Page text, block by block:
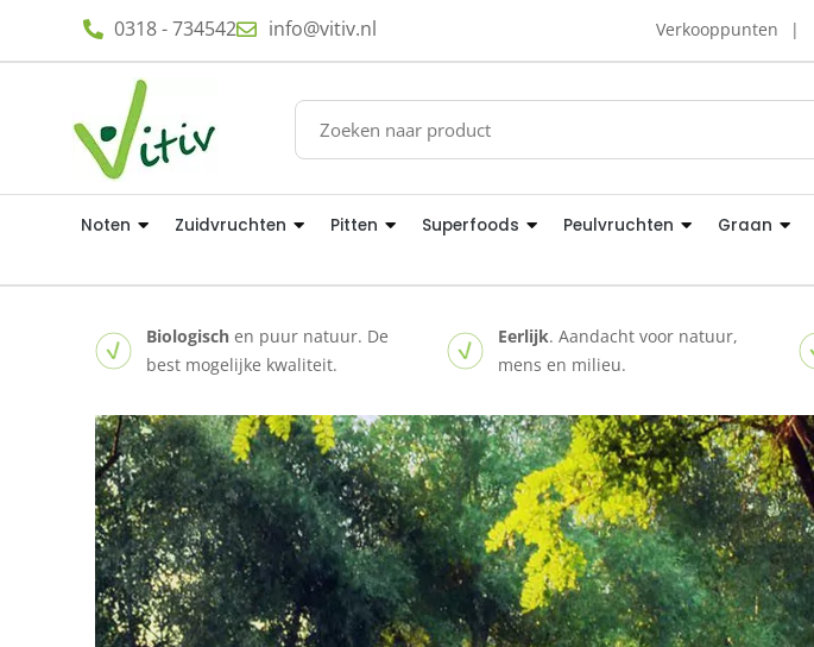
0318 - 734542 info@vitiv.nl Verkooppunten
Noten Zuidvruchten Pitten Superfoods Peulvruchten Graan
Biologisch en puur natuur. De
best mogelijke kwaliteit.
Eerlijk. Aandacht voor natuur,
mens en milieu.